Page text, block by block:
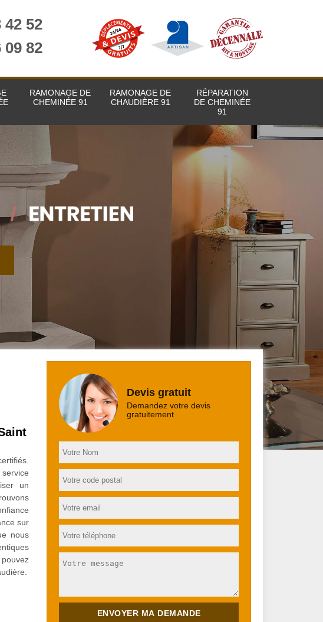
42 52
09 82
RAMONAGE DE
CHEMINÉE 91
RAMONAGE DE
CHAUDIÈRE 91
RÉPARATION
DE CHEMINÉE
91
un
sur
nous
Devis gratuit
Demandez votre devis
gratuitement